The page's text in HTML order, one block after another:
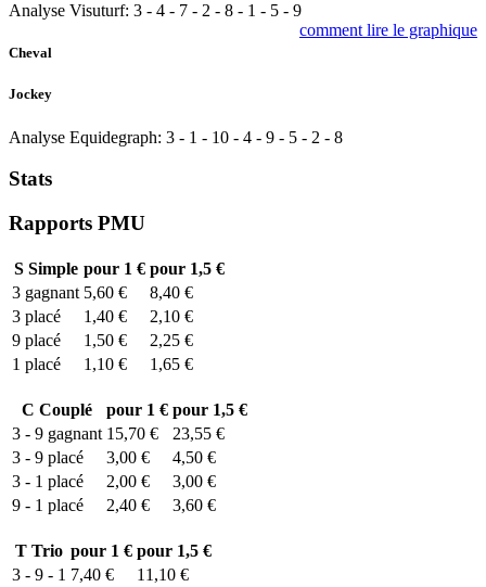
Analyse Visuturf: 3 - 4 - 7 - 2 - 8 - 1 - 5 - 9
comment lire le graphique
Cheval
Jockey
Analyse Equidegraph: 3 - 1 - 10 - 4 - 9 - 5 - 2 - 8
Stats
Rapports PMU
SSimple pour 1 € pour 1,5 €
3 gagnant 5,60 €
8,40 €
3 placé 1,40 €
2,10 €
9 placé 1,50 €
2,25 €
1 placé 1,10 € 1,65 €
C Couplé pour 1 € pour 1,5 €
3 - 9 gagnant 15,70 €
23,55 €
3 - 9 placé 3,00 €
4,50 €
3 - 1 placé 2,00 €
3,00 €
9 - 1 placé 2,40 € 3,60 €
T Trio pour 1 € pour 1,5 €
3 - 9 - 1 7,40 € 11,10 €